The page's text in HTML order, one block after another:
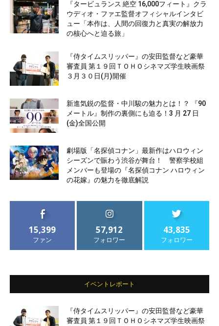
『タービュランス 絶空 16,000フィート』クラ
ウディオ・ファエ監督オフィシャルインタビ
ュー「本作は、人間の回復力と真実の解放力
の核心へと迫る旅」
『侍タイムスリッパー』の安田監督など豪華
審査員 第１９回ＴＯＨＯシネマズ学生映画祭
３月３０日(月)開催
新進気鋭の監督・中川駿の魅力とは！？ 『90
メートル』制作の裏側にも迫る！3 月 27 日
(金)全国公開
劇場版「名探偵コナン」最新作はハロウィン
シーズンで賑わう渋谷が舞台！ 警察学校組
メンバーも登場の『名探偵コナン ハロウィン
の花嫁』の魅力を徹底解説
15,399
ファン
57,912
フォロワー
43,835
フォロワー
イベントレポート
『侍タイムスリッパー』の安田監督など豪華
審査員 第１９回ＴＯＨＯシネマズ学生映画祭